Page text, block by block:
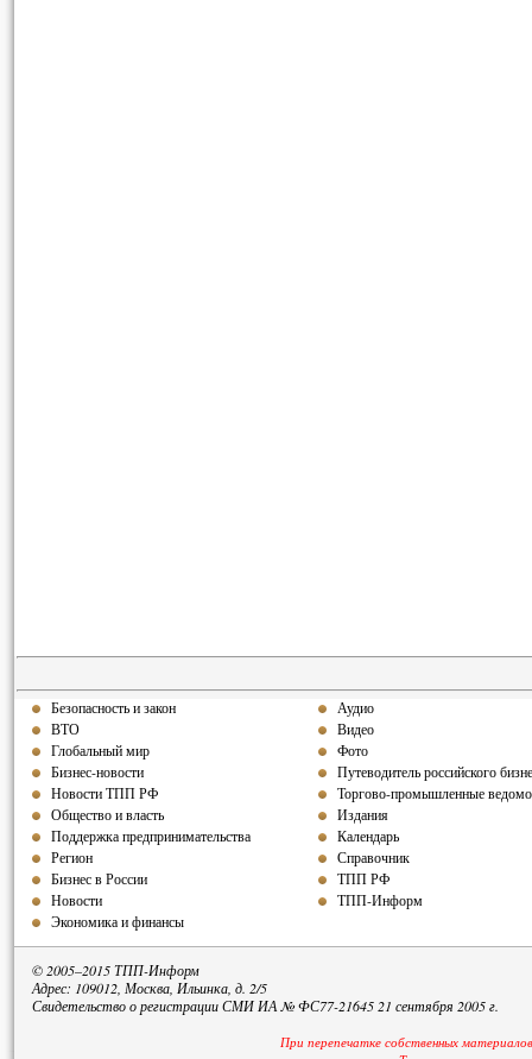
Безопасность и закон
ВТО
Глобальный мир
Бизнес-новости
Новости ТПП РФ
Общество и власть
Поддержка предпринимательства
Регион
Бизнес в России
Новости
Экономика и финансы
Аудио
Видео
Фото
Путеводитель российского
Торгово-промышленные
Издания
Календарь
Справочник
ТПП РФ
ТПП-Информ
© 2005–2015 ТПП-Информ
Адрес: 109012, Москва, Ильинка, д. 2/5
Свидетельство о регистрации СМИ ИА № ФС77-21645 21 сентября 2005 г.
При перепечатке собственных